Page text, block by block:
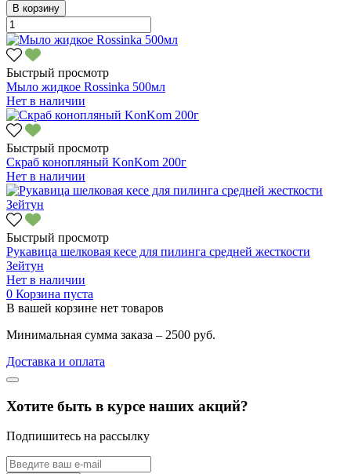
В корзину
Быстрый просмотр
Мыло жидкое Rossinka 500мл
Нет в наличии
Быстрый просмотр
Скраб конопляный KonKom 200г
Нет в наличии
Быстрый просмотр
Рукавица шелковая кесе для пилинга средней жесткости
Зейтун
Нет в наличии
0 Корзина пуста
В вашей корзине нет товаров
Минимальная сумма заказа – 2500 руб.
Доставка и оплата
Хотите быть в курсе наших акций?
Подпишитесь на рассылку